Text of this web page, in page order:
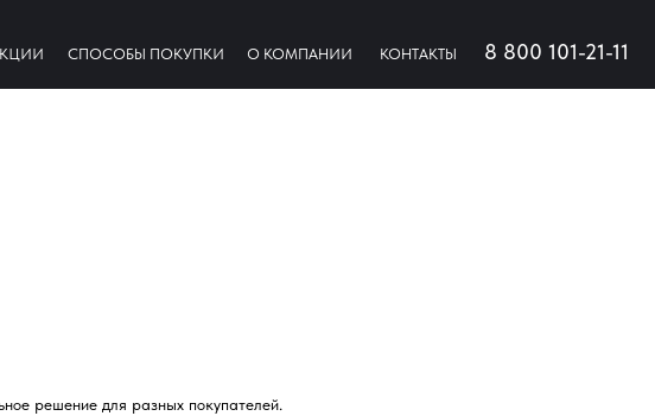
СПОСОБЫ ПОКУПКИ О КОМПАНИИ КОНТАКТЫ 8 800 101-21-11
решение для разных покупателей.